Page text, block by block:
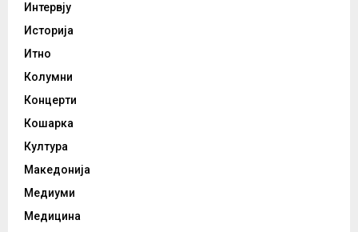
Интервју
Историја
Итно
Колумни
Концерти
Кошарка
Култура
Македонија
Медиуми
Медицина